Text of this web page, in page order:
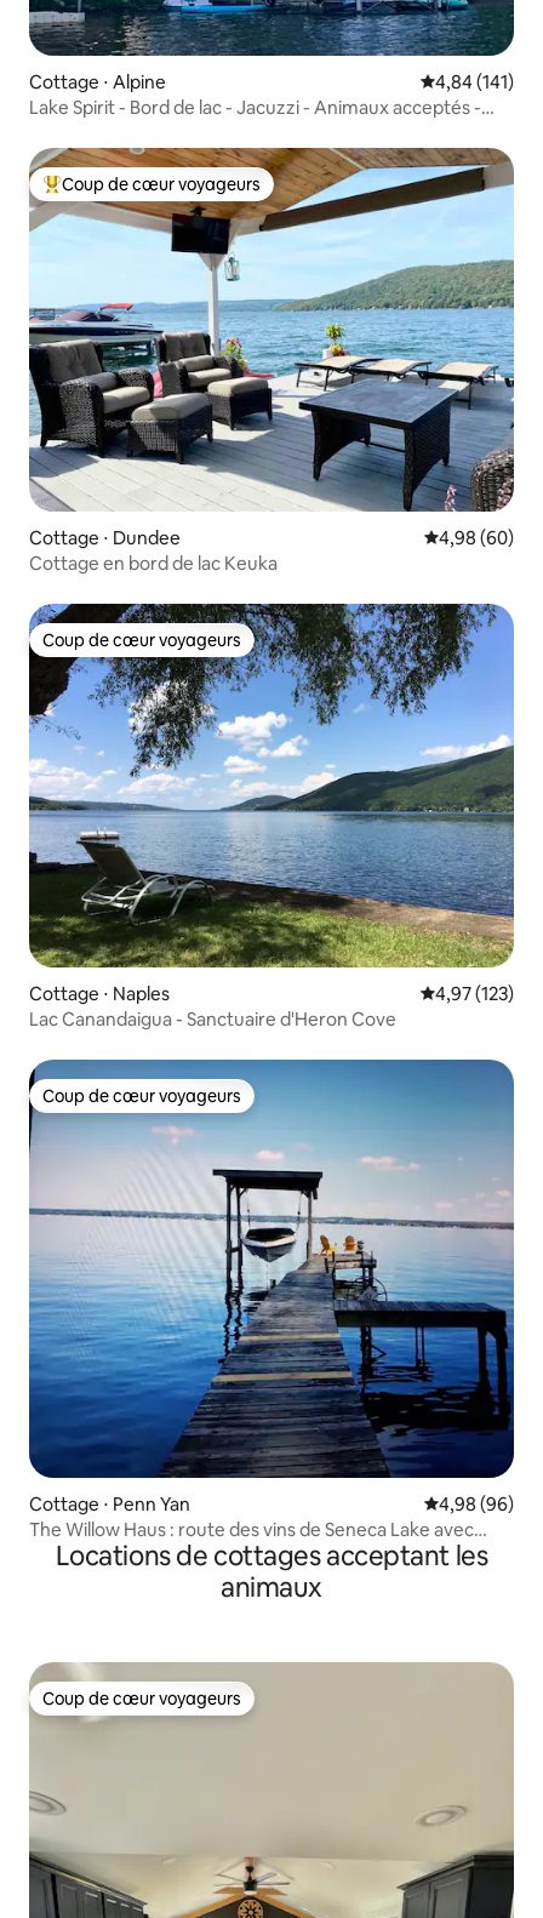
Cottage ⋅ Alpine Évaluation
4,84 (141)
Lake Spirit - Bord de lac - Jacuzzi - Animaux acceptés -
Coups de cœur voyageurs les plus appréciés
Coup de cœur voyageurs
Cottage ⋅ Dundee Évaluation
4,98 (60)
Cottage en bord de lac Keuka
Coup de cœur voyageurs
Coup de cœur voyageurs
Cottage ⋅ Naples Évaluation
4,97 (123)
Lac Canandaigua - Sanctuaire d'Heron Cove
Coup de cœur voyageurs
Coup de cœur voyageurs
Cottage ⋅ Penn Yan Évaluation
4,98 (96)
The Willow Haus : route des vins de Seneca Lake avec
jacuzzi
Locations de cottages acceptant les
animaux
Coup de cœur voyageurs
Coup de cœur voyageurs